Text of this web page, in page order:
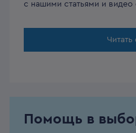
с нашими статьями и видео
Читать
Помощь в